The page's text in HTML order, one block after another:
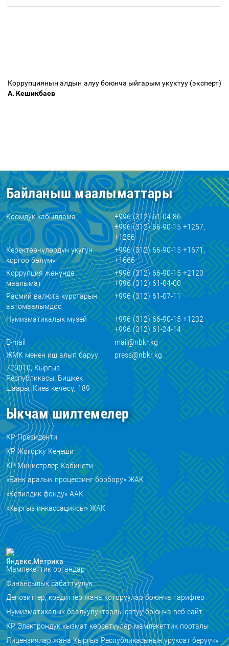
Коррупциянын алдын алуу боюнча ыйгарым укуктуу (эксперт)
А. Кешикбаев
Байланыш маалыматтары
Коомдук кабылдама
+996 (312) 61-04-86
+996 (312) 66-90-15 +1257,
+1256
Керектөөчүлөрдүн укугун
коргоо бөлүмү
+996 (312) 66-90-15 +1671,
+1666
Коррупция жөнүндө
маалымат
+996 (312) 66-90-15 +2120
+996 (312) 61-04-00
Расмий валюта курстарын
автомаалымдоо
+996 (312) 61-07-11
Нумизматикалык музей
+996 (312) 66-90-15 +1232
+996 (312) 61-24-14
E-mail
mail@nbkr.kg
ЖМК менен иш алып баруу
press@nbkr.kg
720010, Кыргыз
Республикасы, Бишкек
шаары, Киев көчөсү, 189
Ыкчам шилтемелер
КР Президенти
КР Жогорку Кеңеши
КР Министрлер Кабинети
«Банк аралык процессинг борбору» ЖАК
«Кепилдик фонду» ААК
«Кыргыз инкассациясы» ЖАК
Мамлекеттик органдар
Финансылык сабаттуулук
Депозиттер, кредиттер жана которуулар боюнча тарифтер
Нумизматикалык баалуулуктарды сатуу боюнча веб-сайт
КР Электрондук кызмат көрсөтүүлөр мамлекеттик порталы
Лицензиялар жана Кыргыз Республикасынын уруксат берүүчү